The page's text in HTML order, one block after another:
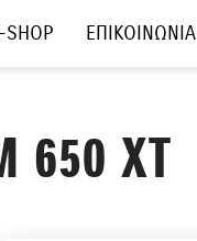
SHOP ΕΠΙΚΟΙΝΩΝΙΑ
650 XT